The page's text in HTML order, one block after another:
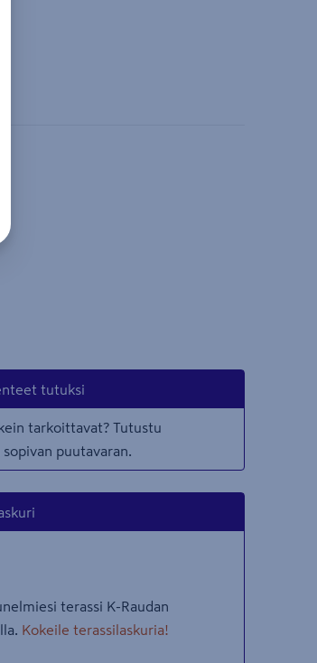
tutuksi
tarkoittavat? Tutustu
puutavaran.
terassi K-Raudan
Kokeile terassilaskuria!